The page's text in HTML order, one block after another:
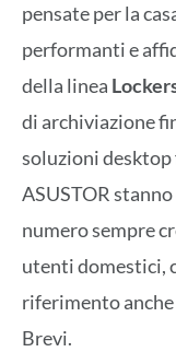
pensate per la
performanti e
della linea
di archiviazione
soluzioni desktop
ASUSTOR
numero sempre
utenti domestici,
riferimento
Brevi.